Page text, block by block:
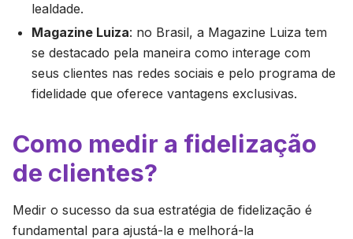
lealdade.
Magazine Luiza: no Brasil, a Magazine Luiza tem
se destacado pela maneira como interage com
seus clientes nas redes sociais e pelo programa de
fidelidade que oferece vantagens exclusivas.
Como medir a fidelização
de clientes?
Medir o sucesso da sua estratégia de fidelização é
fundamental para ajustá-la e melhorá-la